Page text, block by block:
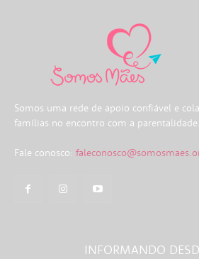
Somos uma rede de apoio confiável e
famílias no encontro com a parentalidade.
Fale conosco:
INFORMANDO